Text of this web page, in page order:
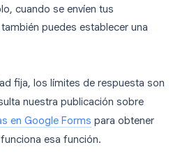
cuando se envíen tus
puedes establecer una
fija, los límites de respuesta son
nuestra publicación sobre
en Google Forms para obtener
esa función.